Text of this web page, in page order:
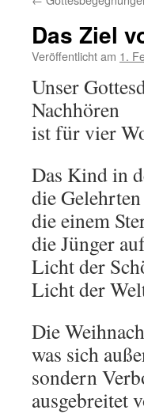
Das Ziel
Veröffentlicht am 1.
Unser
Nachhören
ist für vier
Das Kind in
die
die einem
die Jünger
Licht der
Licht der
Die
was sich
sondern
ausgebreitet